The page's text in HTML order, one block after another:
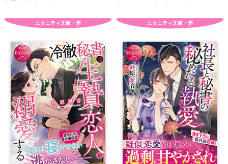
エタニティ文庫・赤 エタニティ文庫・赤